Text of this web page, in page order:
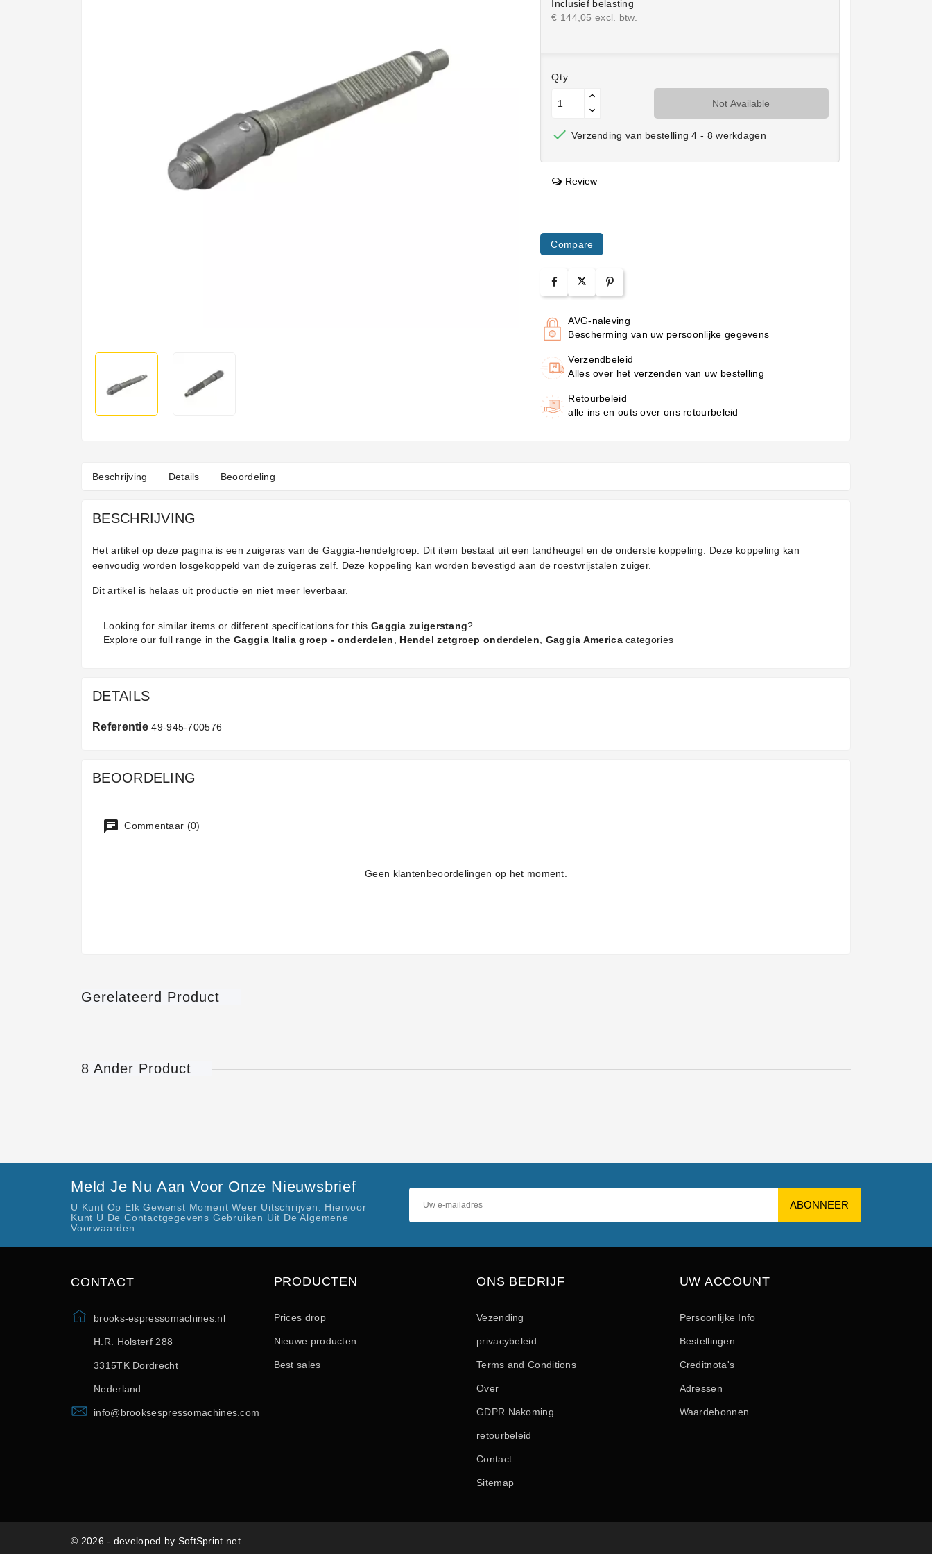
Inclusief belasting
€ 144,05 excl. btw.
Qty
Not Available
 Verzending van bestelling 4 - 8 werkdagen
Review
Compare
AVG-naleving
Bescherming van uw persoonlijke gegevens
Verzendbeleid
Alles over het verzenden van uw bestelling
Retourbeleid
alle ins en outs over ons retourbeleid
Beschrijving Details Beoordeling
BESCHRIJVING
Het artikel op deze pagina is een zuigeras van de Gaggia-hendelgroep. Dit item bestaat uit een tandheugel en de onderste koppeling. Deze koppeling kan
eenvoudig worden losgekoppeld van de zuigeras zelf. Deze koppeling kan worden bevestigd aan de roestvrijstalen zuiger.
Dit artikel is helaas uit productie en niet meer leverbaar.
Looking for similar items or different specifications for this Gaggia zuigerstang?
Explore our full range in the Gaggia Italia groep - onderdelen, Hendel zetgroep onderdelen, Gaggia Americacategories
DETAILS
Referentie 49-945-700576
BEOORDELING
Commentaar (0)
Geen klantenbeoordelingen op het moment.
Gerelateerd Product
8 Ander Product
Meld Je Nu Aan Voor Onze Nieuwsbrief
U Kunt Op Elk Gewenst Moment Weer Uitschrijven. Hiervoor
Kunt U De Contactgegevens Gebruiken Uit De Algemene
Voorwaarden.
CONTACT
brooks-espressomachines.nl
H.R. Holsterf 288
3315TK Dordrecht
Nederland
info@brooksespressomachines.com
PRODUCTEN
Prices drop
Nieuwe producten
Best sales
ONS BEDRIJF
Vezending
privacybeleid
Terms and Conditions
Over
GDPR Nakoming
retourbeleid
Contact
Sitemap
UW ACCOUNT
Persoonlijke Info
Bestellingen
Creditnota's
Adressen
Waardebonnen
© 2026 - developed by SoftSprint.net